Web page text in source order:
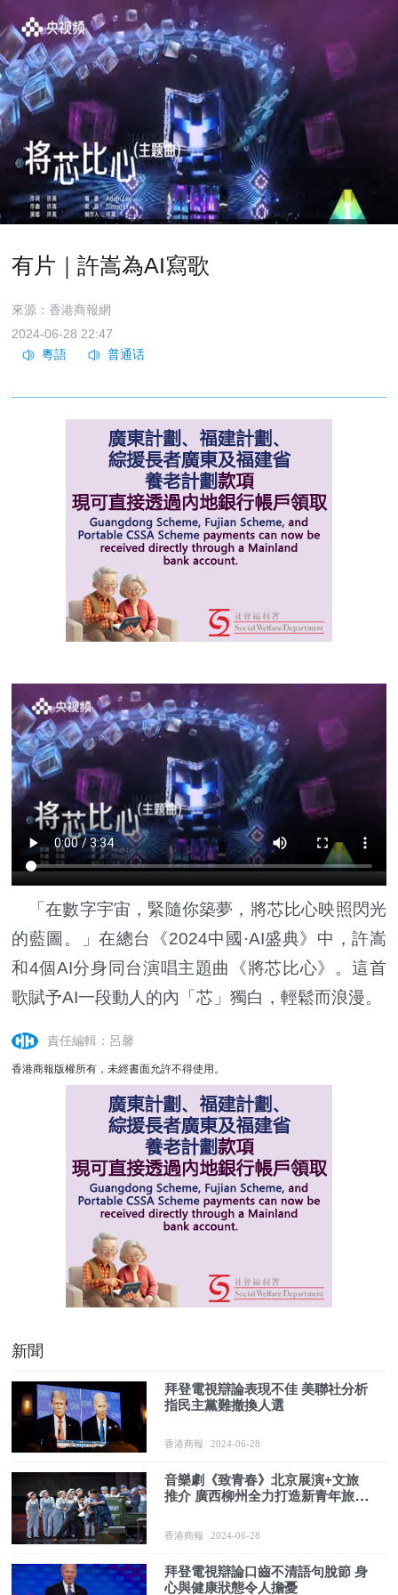
有片｜許嵩為AI寫歌
來源：香港商報網
2024-06-28 22:47
「在數字宇宙，緊隨你築夢，將芯比心映照閃光
的藍圖。」在總台《2024中國·AI盛典》中，許嵩
和4個AI分身同台演唱主題曲《將芯比心》。這首
歌賦予AI一段動人的內「芯」獨白，輕鬆而浪漫。
責任編輯：呂馨
香港商報版權所有，未經書面允許不得使用。
新聞
拜登電視辯論表現不佳 美聯社分析
指民主黨難撤換人選
香港商報 2024-06-28
音樂劇《致青春》北京展演+文旅
推介 廣西柳州全力打造新青年旅遊
香港商報 2024-06-28
拜登電視辯論口齒不清語句脫節 身
心與健康狀態令人擔憂